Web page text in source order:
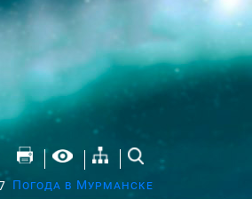
Погода в Мурманске